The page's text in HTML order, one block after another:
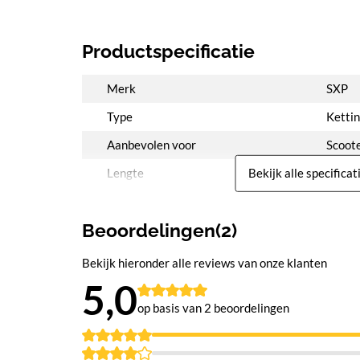
Productspecificatie
Merk
SXP
Type
Aanbevolen voor
Lengte
100
Materiaal Slot
Keurmerk
ART Toelatingsnummer
Aantal Sleutels
Gewicht (kg)
3 Kg
Bekijk alle
Beoordelingen(2)
Bekijk hieronder alle reviews van onze klanten
5,0op basis van 2 beoordelingen